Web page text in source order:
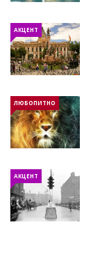
АКЦЕНТ
ЛЮБОПИТНО
АКЦЕНТ